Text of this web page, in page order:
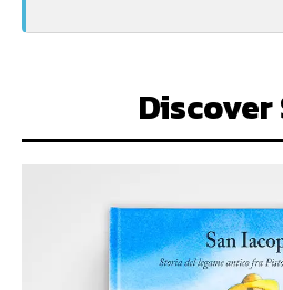
Discover